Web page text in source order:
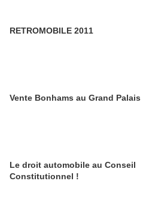
RETROMOBILE 2011
Vente Bonhams au Grand Palais
Le droit automobile au Conseil
Constitutionnel !